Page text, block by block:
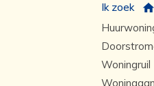
Ik zoek
Woningruil